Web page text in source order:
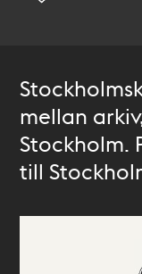
mellan
Stockholm.
till